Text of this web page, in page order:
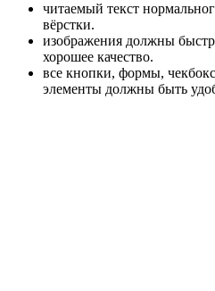
читаемый текст
вёрстки.
изображения должны
хорошее качество.
все кнопки, формы,
элементы должны быть